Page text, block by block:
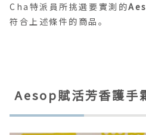
Cha特派員所挑選要實測的
符合上述條件的商品。
Aesop賦活芳香護手